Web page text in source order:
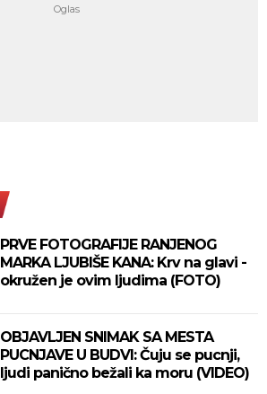
PRVE FOTOGRAFIJE RANJENOG
MARKA LJUBIŠE KANA: Krv na glavi -
okružen je ovim ljudima (FOTO)
OBJAVLJEN SNIMAK SA MESTA
PUCNJAVE U BUDVI: Čuju se pucnji,
ljudi panično bežali ka moru (VIDEO)